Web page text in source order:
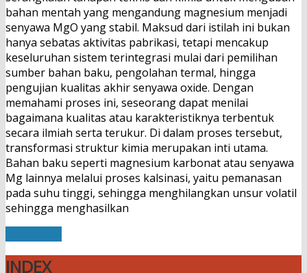
bahan mentah yang mengandung magnesium menjadi
senyawa MgO yang stabil. Maksud dari istilah ini bukan
hanya sebatas aktivitas pabrikasi, tetapi mencakup
keseluruhan sistem terintegrasi mulai dari pemilihan
sumber bahan baku, pengolahan termal, hingga
pengujian kualitas akhir senyawa oxide. Dengan
memahami proses ini, seseorang dapat menilai
bagaimana kualitas atau karakteristiknya terbentuk
secara ilmiah serta terukur. Di dalam proses tersebut,
transformasi struktur kimia merupakan inti utama.
Bahan baku seperti magnesium karbonat atau senyawa
Mg lainnya melalui proses kalsinasi, yaitu pemanasan
pada suhu tinggi, sehingga menghilangkan unsur volatil
sehingga menghasilkan
INDEX